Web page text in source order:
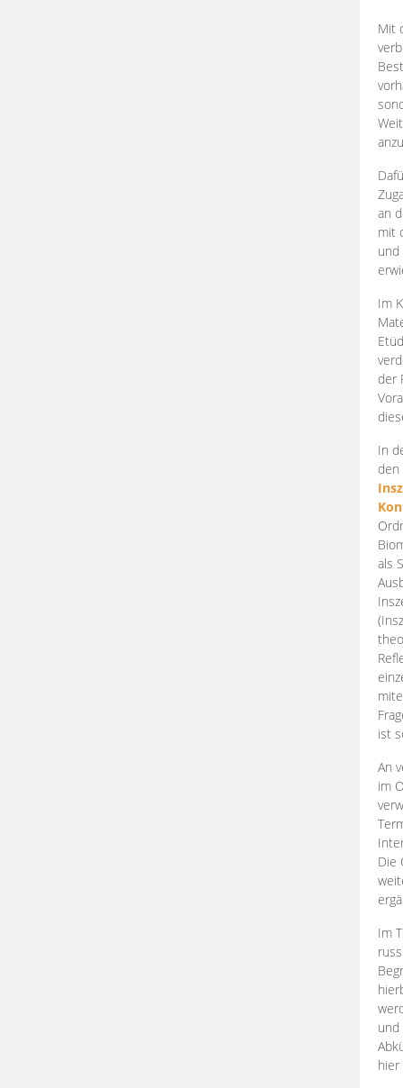
Mit
an
mit
und
Im
der
In
den
als
ist
An
im
Die
Im
und